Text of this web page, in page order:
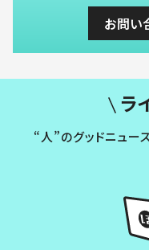
お問い
ラ
“人”のグッドニュー